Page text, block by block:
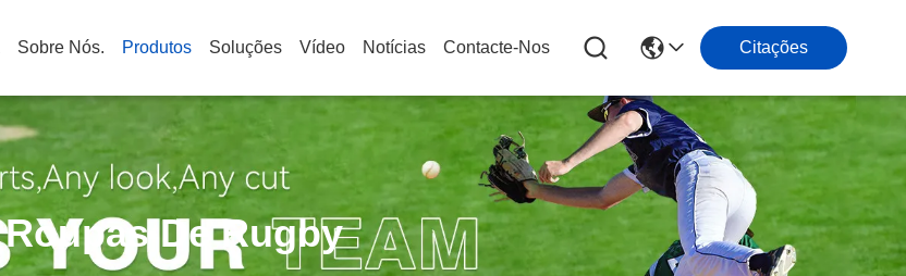
Sobre Nós. Produtos Soluções Vídeo Notícias Contacte-Nos Citações
Roupas De Rugby